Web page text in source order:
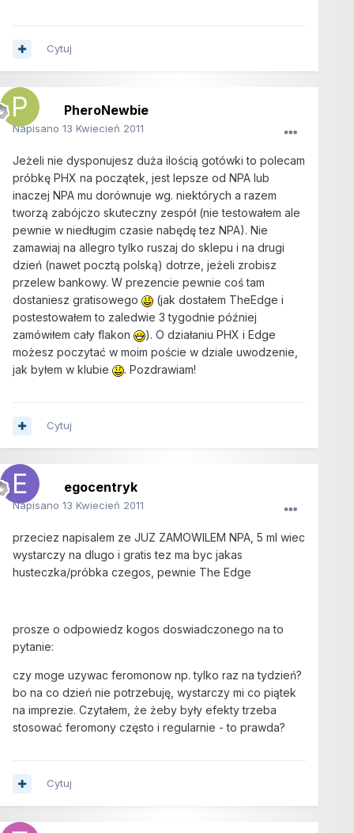
Cytuj
PheroNewbie
Napisano 13 Kwiecień 2011
Jeżeli nie dysponujesz duża ilością gotówki to polecam
próbkę PHX na początek, jest lepsze od NPA lub
inaczej NPA mu dorównuje wg. niektórych a razem
tworzą zabójczo skuteczny zespół (nie testowałem ale
pewnie w niedługim czasie nabędę tez NPA). Nie
zamawiaj na allegro tylko ruszaj do sklepu i na drugi
dzień (nawet pocztą polską) dotrze, jeżeli zrobisz
przelew bankowy. W prezencie pewnie coś tam
dostaniesz gratisowego
(jak dostałem TheEdge i
postestowałem to zaledwie 3 tygodnie później
zamówiłem cały flakon
). O działaniu PHX i Edge
możesz poczytać w moim poście w dziale uwodzenie,
jak byłem w klubie
. Pozdrawiam!
Cytuj
egocentryk
Napisano 13 Kwiecień 2011
przeciez napisalem ze JUZ ZAMOWILEM NPA, 5 ml wiec
wystarczy na dlugo i gratis tez ma byc jakas
husteczka/próbka czegos, pewnie The Edge
prosze o odpowiedz kogos doswiadczonego na to
pytanie:
czy moge uzywac feromonow np. tylko raz na tydzień?
bo na co dzień nie potrzebuję, wystarczy mi co piątek
na imprezie. Czytałem, że żeby były efekty trzeba
stosować feromony często i regularnie - to prawda?
Cytuj